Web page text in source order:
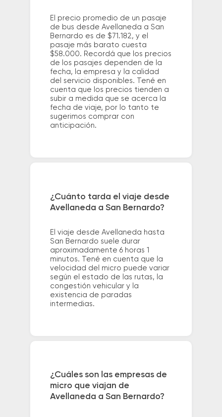
El precio promedio de un pasaje
de bus desde Avellaneda a San
Bernardo es de $71.182, y el
pasaje más barato cuesta
$58.000. Recordá que los precios
de los pasajes dependen de la
fecha, la empresa y la calidad
del servicio disponibles. Tené en
cuenta que los precios tienden a
subir a medida que se acerca la
fecha de viaje, por lo tanto te
sugerimos comprar con
anticipación.
¿Cuánto tarda el viaje desde
Avellaneda a San Bernardo?
El viaje desde Avellaneda hasta
San Bernardo suele durar
aproximadamente 6 horas 1
minutos. Tené en cuenta que la
velocidad del micro puede variar
según el estado de las rutas, la
congestión vehicular y la
existencia de paradas
intermedias.
¿Cuáles son las empresas de
micro que viajan de
Avellaneda a San Bernardo?